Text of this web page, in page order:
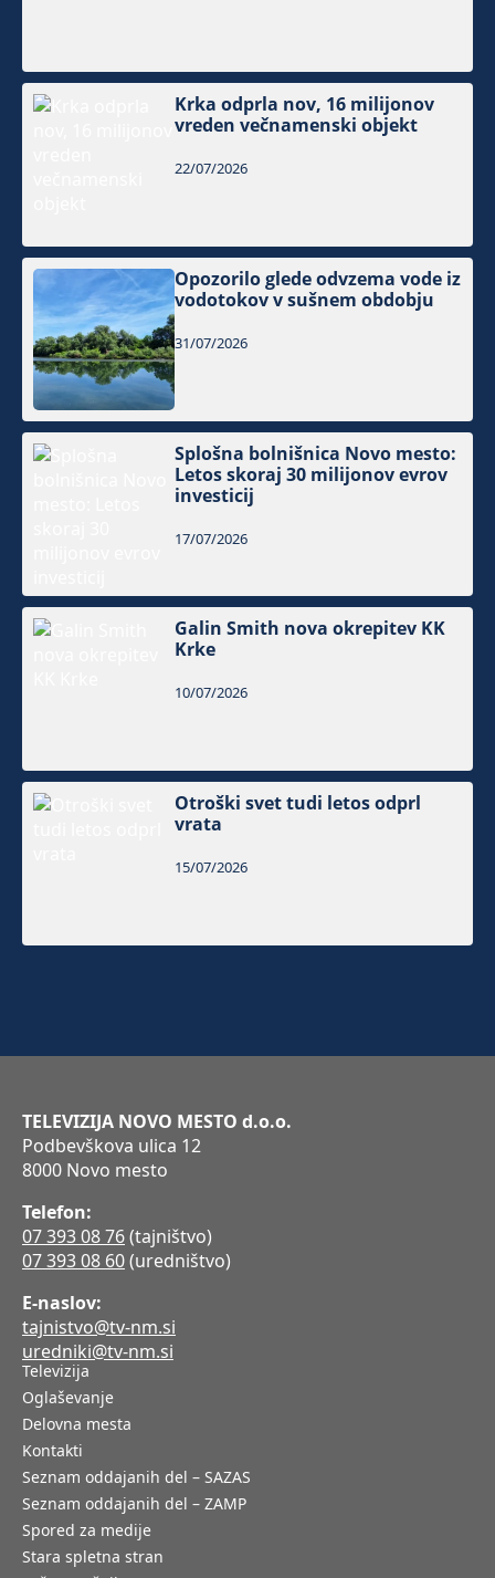
Krka odprla nov, 16 milijonov
vreden večnamenski objekt
22/07/2026
Opozorilo glede odvzema vode iz
vodotokov v sušnem obdobju
31/07/2026
Splošna bolnišnica Novo mesto:
Letos skoraj 30 milijonov evrov
investicij
17/07/2026
Galin Smith nova okrepitev KK
Krke
10/07/2026
Otroški svet tudi letos odprl
vrata
15/07/2026
TELEVIZIJA NOVO MESTO d.o.o.
Podbevškova ulica 12
8000 Novo mesto
Telefon:
07 393 08 76(tajništvo)
07 393 08 60(uredništvo)
E-naslov:
tajnistvo@tv-nm.si
uredniki@tv-nm.si
Televizija
Oglaševanje
Delovna mesta
Kontakti
Seznam oddajanih del – SAZAS
Seznam oddajanih del – ZAMP
Spored za medije
Stara spletna stran